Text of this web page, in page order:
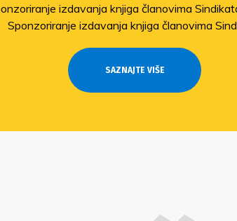
Sindikat pomaže članovima pogođenima
Odobrene isplate pomoći članovima stradalima u
SAZNAJTE VIŠE